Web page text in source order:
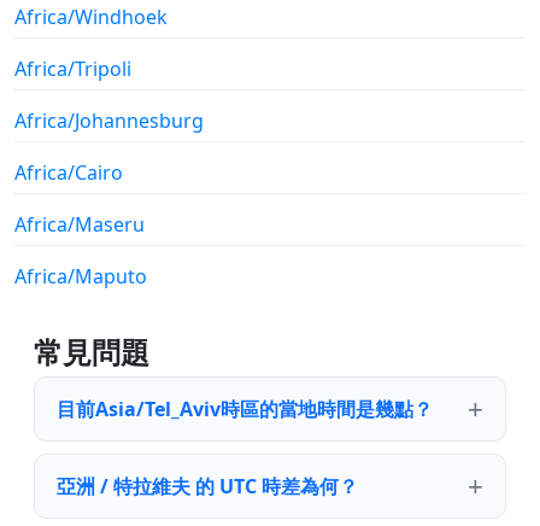
Africa/Windhoek
Africa/Tripoli
Africa/Johannesburg
Africa/Cairo
Africa/Maseru
Africa/Maputo
常見問題
目前Asia/Tel_Aviv時區的當地時間是幾點？
亞洲 / 特拉維夫 的 UTC 時差為何？